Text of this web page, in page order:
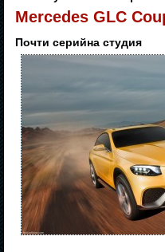
Mercedes GLC
Почти серийна студия